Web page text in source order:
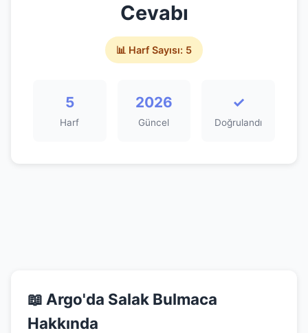
Cevabı
📊 Harf Sayısı: 5
5
Harf
2026
Güncel
✓
Doğrulandı
📖 Argo'da Salak Bulmaca
Hakkında